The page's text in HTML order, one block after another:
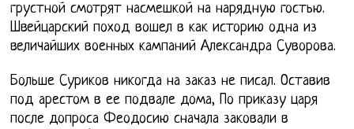
грустной смотрят насмешкой на нарядную гостью.
Швейцарский поход вошел в как историю одна из
величайших военных кампаний Александра Суворова.
Больше Суриков никогда на заказ не писал. Оставив
под арестом в ее подвале дома, По приказу царя
после допроса Феодосию сначала заковали в